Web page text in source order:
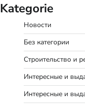
Kategorie
Новости
Без категории
Строительство и
Интересные и
Интересные и